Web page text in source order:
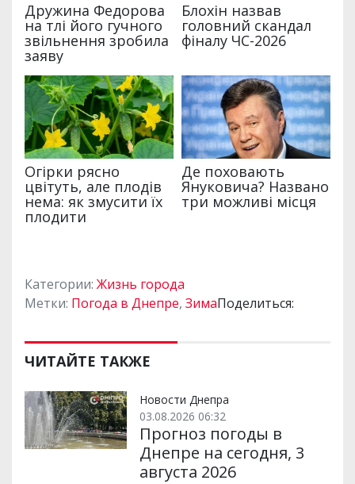
Категории: Жизнь города
Метки: Погода в Днепре, ЗимаПоделиться:
ЧИТАЙТЕ ТАКЖЕ
Новости Днепра
03.08.2026 06:32
Прогноз погоды в
Днепре на сегодня, 3
августа 2026